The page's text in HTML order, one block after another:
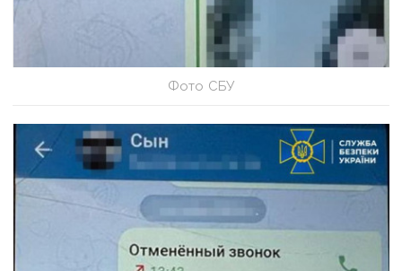
Фото СБУ